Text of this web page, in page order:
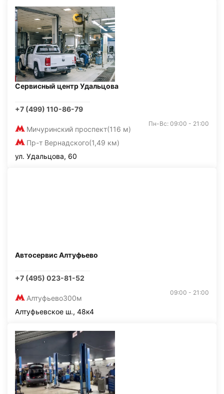
Сервисный центр Удальцова
+7 (499) 110-86-79
Мичуринский проспект(116 м)
Пр-т Вернадского(1,49 км)
Пн-Вс: 09:00 - 21:00
ул. Удальцова, 60
Автосервис Алтуфьево
+7 (495) 023-81-52
Алтуфьево300м
09:00 - 21:00
Алтуфьевское ш., 48к4